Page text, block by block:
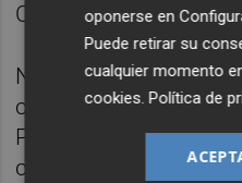
Corts Valencianes en
Navarro de Luján ha
cargos en la
Pablo-CEU en la
como el de
oponerse en
Puede retirar su
cualquier momento
cookies .Política de